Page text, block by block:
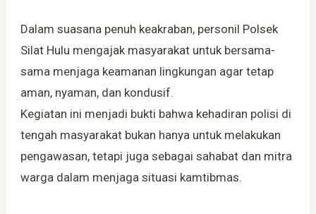
Dalam suasana penuh keakraban, personil Polsek
Silat Hulu mengajak masyarakat untuk bersama-
sama menjaga keamanan lingkungan agar tetap
aman, nyaman, dan kondusif.
Kegiatan ini menjadi bukti bahwa kehadiran polisi di
tengah masyarakat bukan hanya untuk melakukan
pengawasan, tetapi juga sebagai sahabat dan mitra
warga dalam menjaga situasi kamtibmas.